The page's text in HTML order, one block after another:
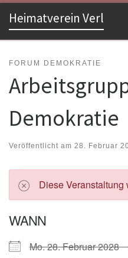
Zum Inhalt springen
Heimatverein Verl
FORUM DEMOKRATIE
Demokratie
Veröffentlicht am 28. Februar
Diese Veranstaltung
WANN
Mo. 28. Februar 2028